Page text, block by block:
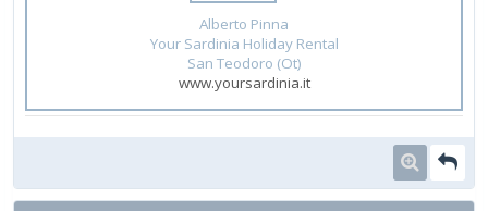
Alberto Pinna
Your Sardinia Holiday Rental
San Teodoro (Ot)
www.yoursardinia.it